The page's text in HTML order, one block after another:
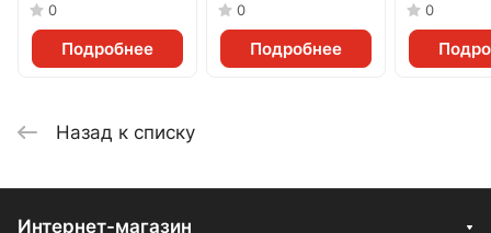
0
Подробнее
0
Подробнее
0
Назад к списку
Интернет-магазин